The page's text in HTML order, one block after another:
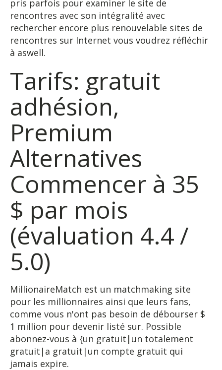
pris parfois pour examiner le site de
rencontres avec son intégralité avec
rechercher encore plus renouvelable sites de
rencontres sur Internet vous voudrez réfléchir
à aswell.
Tarifs: gratuit
adhésion,
Premium
Alternatives
Commencer à 35
$ par mois
(évaluation 4.4 /
5.0)
MillionaireMatch est un matchmaking site
pour les millionnaires ainsi que leurs fans,
comme vous n'ont pas besoin de débourser $
1 million pour devenir listé sur. Possible
abonnez-vous à {un gratuit|un totalement
gratuit|a gratuit|un compte gratuit qui
jamais expire.